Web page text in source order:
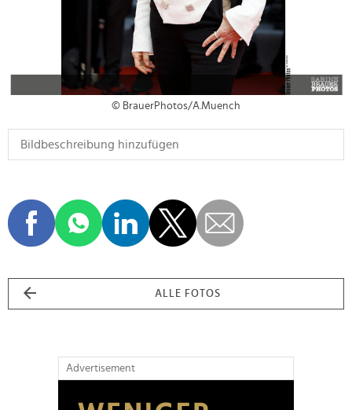
© BrauerPhotos/A.Muench
ALLE FOTOS
Advertisement